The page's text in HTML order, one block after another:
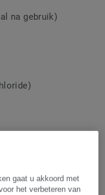
worden gebruikt in
versie voor
statische
hebben.
is wereldwijd
van
na gebruik)
gaat u akkoord met
het verbeteren van